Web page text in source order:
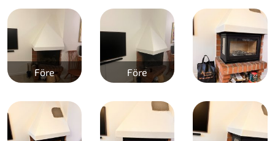
Före Före